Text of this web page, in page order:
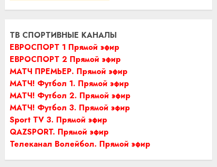
ТВ СПОРТИВНЫЕ КАНАЛЫ
ЕВРОСПОРТ 1 Прямой эфир
ЕВРОСПОРТ 2 Прямой эфир
МАТЧ ПРЕМЬЕР. Прямой эфир
МАТЧ! Футбол 1. Прямой эфир
МАТЧ! Футбол 2. Прямой эфир
МАТЧ! Футбол 3. Прямой эфир
Sport TV 3. Прямой эфир
QAZSPORT. Прямой эфир
Телеканал Волейбол. Прямой эфир